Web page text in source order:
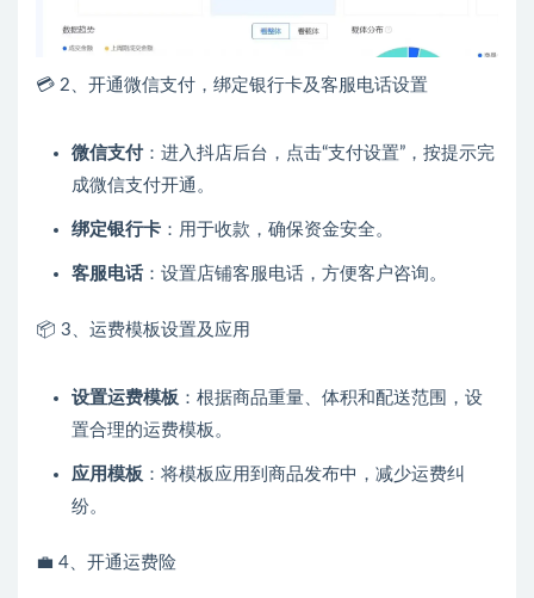
💳 2、开通微信支付，绑定银行卡及客服电话设置
微信支付：进入抖店后台，点击“支付设置”，按提示完
成微信支付开通。
绑定银行卡 ：用于收款，确保资金安全。
客服电话 ：设置店铺客服电话，方便客户咨询。
📦 3、运费模板设置及应用
设置运费模板 ：根据商品重量、体积和配送范围，设
置合理的运费模板。
应用模板 ：将模板应用到商品发布中，减少运费纠
纷。
💼 4、开通运费险